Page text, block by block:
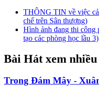
THÔNG TIN về việc
chế trên Sân thượng)
Hình ảnh đang thi công
tạo các phòng học lầu 3)
Bài Hát xem
Trong Đám Mây -